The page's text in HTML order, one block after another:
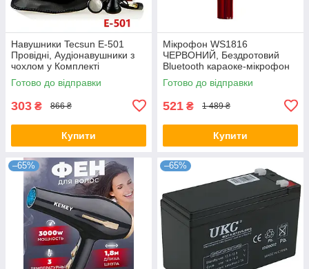
Навушники Tecsun E-501
Провідні, Аудіонавушники з
чохлом у Комплекті
Готово до відправки
303 ₴ 866 ₴
Купити
Мікрофон WS1816
ЧЕРВОНИЙ, Бездротовий
Bluetooth караоке-мікрофон
Готово до відправки
521 ₴ 1 489 ₴
Купити
–65% –65%